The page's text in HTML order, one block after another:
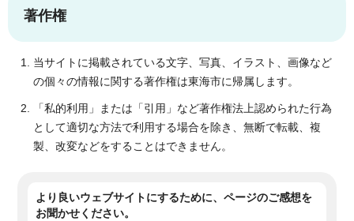
著作権
当サイトに掲載されている文字、写真、イラスト、画像など
の個々の情報に関する著作権は東海市に帰属します。
「私的利用」または「引用」など著作権法上認められた行為
として適切な方法で利用する場合を除き、無断で転載、複
製、改変などをすることはできません。
より良いウェブサイトにするために、ページのご感想を
お聞かせください。